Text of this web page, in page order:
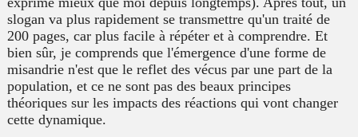
slogan va plus rapidement se transmettre qu'un traité de
200 pages, car plus facile à répéter et à comprendre. Et
bien sûr, je comprends que l'émergence d'une forme de
misandrie n'est que le reflet des vécus par une part de la
population, et ce ne sont pas des beaux principes
théoriques sur les impacts des réactions qui vont changer
cette dynamique.